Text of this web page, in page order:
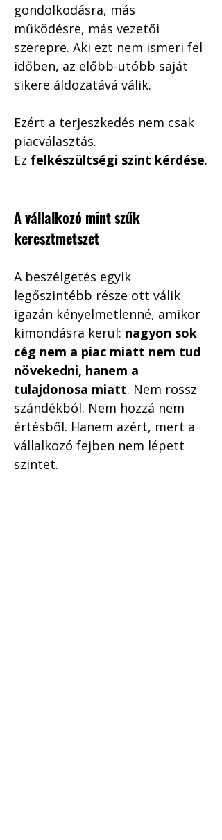
gondolkodásra, más
működésre, más vezetői
szerepre. Aki ezt nem ismeri fel
időben, az előbb-utóbb saját
sikere áldozatává válik.
Ezért a terjeszkedés nem csak
piacválasztás.
Ez felkészültségi szint kérdése.
A vállalkozó mint szűk
keresztmetszet
A beszélgetés egyik
legőszintébb része ott válik
igazán kényelmetlenné, amikor
kimondásra kerül: nagyon sok
cég nem a piac miatt nem tud
növekedni, hanem a
tulajdonosa miatt. Nem rossz
szándékból. Nem hozzá nem
értésből. Hanem azért, mert a
vállalkozó fejben nem lépett
szintet.